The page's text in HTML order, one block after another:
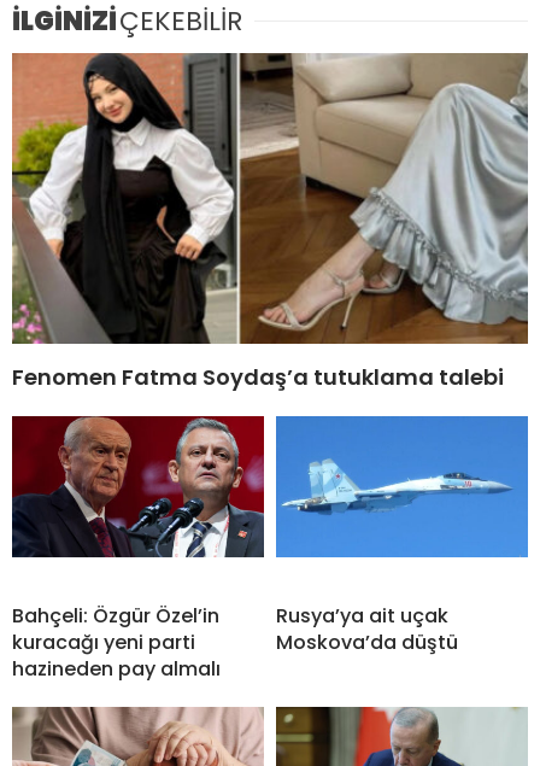
İLGİNİZİÇEKEBİLİR
Fenomen Fatma Soydaş’a tutuklama talebi
Bahçeli: Özgür Özel’in
kuracağı yeni parti
hazineden pay almalı
Rusya’ya ait uçak
Moskova’da düştü